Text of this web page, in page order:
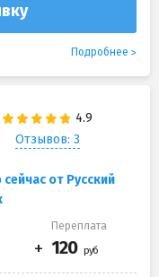
Подробнее
Отзывов: 3
от Русский
Переплата